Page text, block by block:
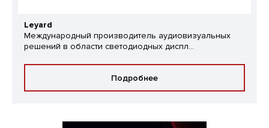
Leyard
Международный производитель аудиовизуальных
решений в области светодиодных диспл...
Подробнее